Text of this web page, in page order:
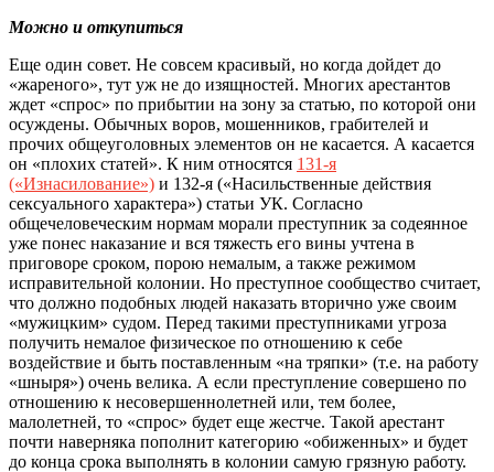
Можно и откупиться
Еще один совет. Не совсем красивый, но когда дойдет до
«жареного», тут уж не до изящностей. Многих арестантов
ждет «спрос» по прибытии на зону за статью, по которой они
осуждены. Обычных воров, мошенников, грабителей и
прочих общеуголовных элементов он не касается. А касается
он «плохих статей». К ним относятся 131-я
(«Изнасилование») и 132-я («Насильственные действия
сексуального характера») статьи УК. Согласно
общечеловеческим нормам морали преступник за содеянное
уже понес наказание и вся тяжесть его вины учтена в
приговоре сроком, порою немалым, а также режимом
исправительной колонии. Но преступное сообщество считает,
что должно подобных людей наказать вторично уже своим
«мужицким» судом. Перед такими преступниками угроза
получить немалое физическое по отношению к себе
воздействие и быть поставленным «на тряпки» (т.е. на работу
«шныря») очень велика. А если преступление совершено по
отношению к несовершеннолетней или, тем более,
малолетней, то «спрос» будет еще жестче. Такой арестант
почти наверняка пополнит категорию «обиженных» и будет
до конца срока выполнять в колонии самую грязную работу.